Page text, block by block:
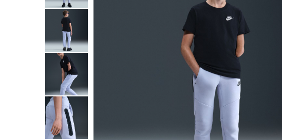
Tricouri copii
Pantaloni lungi copii
Geci si veste copii
Pantaloni scurti Copii
Ingrijire incaltaminte